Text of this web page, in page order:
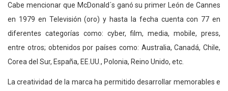
Cabe mencionar que McDonald´s ganó su primer León de Cannes
en 1979 en Televisión (oro) y hasta la fecha cuenta con 77 en
diferentes categorías como: cyber, film, media, mobile, press,
entre otros; obtenidos por países como: Australia, Canadá, Chile,
Corea del Sur, España, EE.UU., Polonia, Reino Unido, etc.
La creatividad de la marca ha permitido desarrollar memorables e